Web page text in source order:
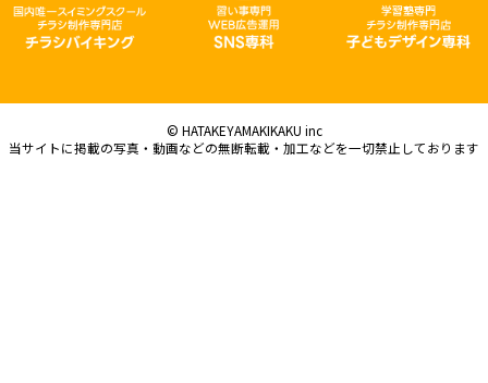
© HATAKEYAMAKIKAKU inc
当サイトに掲載の写真・動画などの無断転載・加工などを一切禁止しております